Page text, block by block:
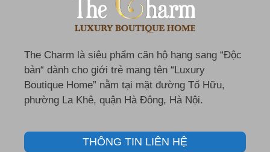
The Charm là siêu phẩm căn hộ hạng sang “Độc
bản“ dành cho giới trẻ mang tên “Luxury
Boutique Home” nằm tại mặt đường Tố Hữu,
phường La Khê, quận Hà Đông, Hà Nội.
THÔNG TIN LIÊN HỆ